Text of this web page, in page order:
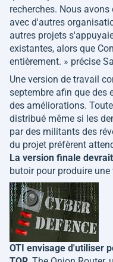
recherches. Nous
avec d'autres
autres projets
existantes, alors que
entièrement. » précise
Une version de travail
septembre afin que des
des améliorations.
distribué même si les
par des militants des
du projet préfèrent
La version finale
butoir pour produire
OTI envisage d'utiliser